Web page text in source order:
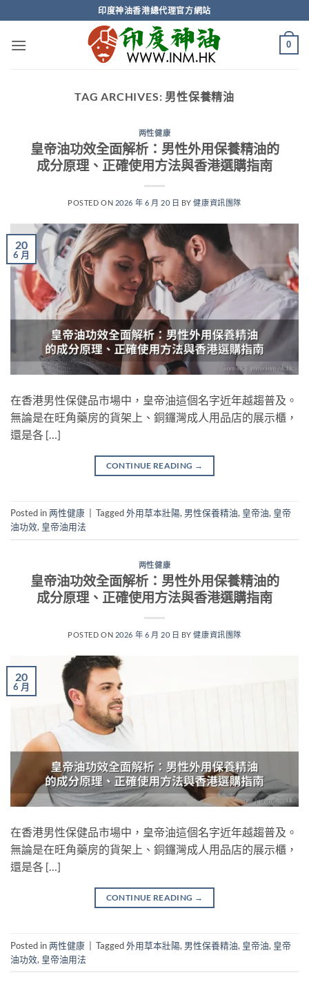
to
content
印度神油香港總代理官方網站
0
TAG ARCHIVES: 男性保養精油
两性健康
皇帝油功效全面解析：男性外用保養精油的
成分原理、正確使用方法與香港選購指南
POSTED ON 2026 年 6 月 20 日 BY健康資訊團隊
20
6 月
在香港男性保健品市場中，皇帝油這個名字近年越趨普及。
無論是在旺角藥房的貨架上、銅鑼灣成人用品店的展示櫃，
還是各 […]
CONTINUE READING →
Posted in两性健康 Tagged外用草本壯陽, 男性保養精油, 皇帝油, 皇帝
油功效, 皇帝油用法
两性健康
皇帝油功效全面解析：男性外用保養精油的
成分原理、正確使用方法與香港選購指南
POSTED ON 2026 年 6 月 20 日 BY健康資訊團隊
20
6 月
在香港男性保健品市場中，皇帝油這個名字近年越趨普及。
無論是在旺角藥房的貨架上、銅鑼灣成人用品店的展示櫃，
還是各 […]
CONTINUE READING →
Posted in两性健康 | Tagged外用草本壯陽, 男性保養精油, 皇帝油, 皇帝
油功效, 皇帝油用法